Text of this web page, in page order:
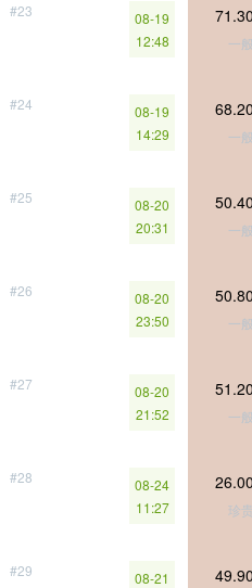
#23
08-19
12:48
一般
#24
08-19
14:29
一般
#25
08-20
20:31
一般
#26
08-20
23:50
一般
#27
08-20
21:52
一般
#28
08-24
11:27
珍贵
#29
08-21